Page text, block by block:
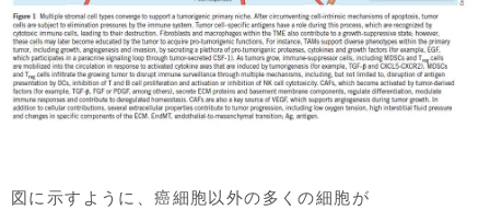
図に示すように、癌細胞以外の多くの細胞が